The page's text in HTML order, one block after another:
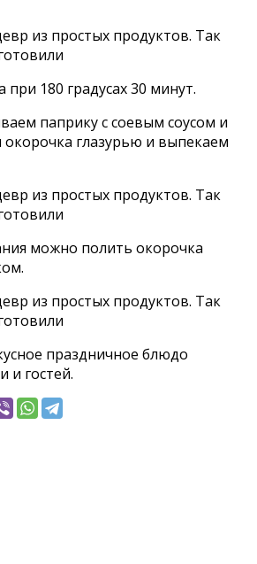
180 градусах 30 минут.
паприку с соевым соусом и
глазурью и выпекаем
можно полить окорочка
праздничное блюдо
и гостей.